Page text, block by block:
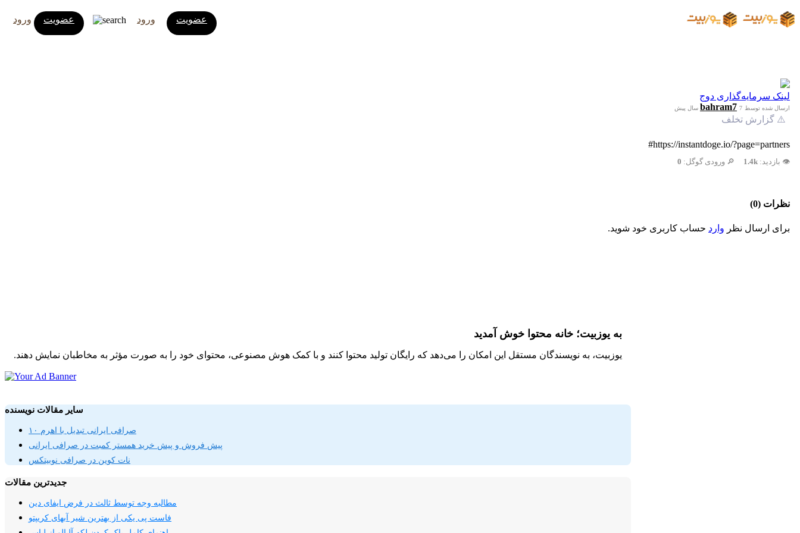
ورود عضویت ورود عضویت
لینک سرمایه‌گذاری دوج
ارسال شده توسط bahram7 7 سال پیش
⚠️ گزارش تخلف
https://instantdoge.io/?page=partners#
👁️ بازدید: 1.4k 🔎 ورودی گوگل: 0
نظرات (0)
برای ارسال نظر وارد حساب کاربری خود شوید.
به یوزبیت؛ خانه محتوا خوش آمدید
یوزبیت، به نویسندگان مستقل این امکان را می‌دهد که رایگان تولید محتوا کنند و با کمک هوش مصنوعی، محتوای خود را به صورت مؤثر به مخاطبان نمایش دهند.
سایر مقالات نویسنده
صرافی ایرانی تبدیل با اهرم ۱۰
پیش فروش و پیش خرید همستر کمبت در صرافی ایرانی
نات کوین در صرافی نوبیتکس
جدیدترین مقالات
مطالبه وجه توسط ثالث در فرض ایفای دین
فاست پی یکی از بهترین شیر آبهای کریپتو